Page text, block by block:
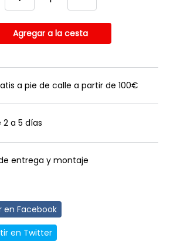
a pie de calle a partir de 100€
2 a 5 días
entrega y montaje
en Facebook
en Twitter